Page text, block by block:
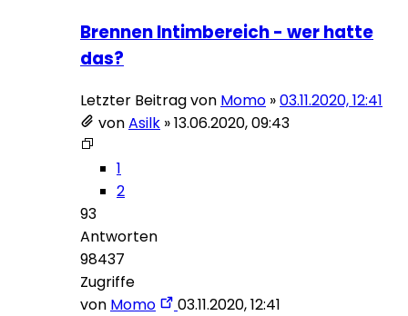
Brennen Intimbereich - wer hatte
das?
Letzter Beitrag von Momo »03.11.2020, 12:41
vonAsilk »13.06.2020, 09:43
1
2
93
Antworten
98437
Zugriffe
von Momo 03.11.2020, 12:41